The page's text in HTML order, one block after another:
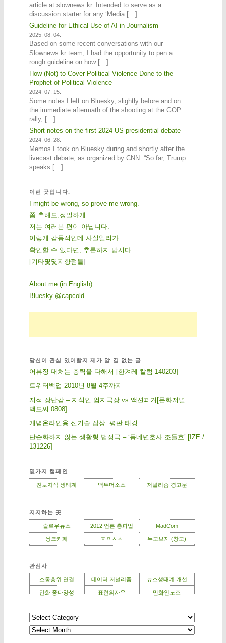
article at slownews.kr. Intended to serve as a
discussion starter for any ‘Media […]
Guideline for Ethical Use of AI in Journalism
2025. 08. 04.
Based on some recent conversations with our
Slownews.kr team, I had the opportunity to pen a
rough guideline on how […]
How (Not) to Cover Political Violence Done to the
Prophet of Political Violence
2024. 07. 15.
Some notes I left on Bluesky, slightly before and on
the immediate aftermath of the shooting at the GOP
rally, […]
Short notes on the first 2024 US presidential debate
2024. 06. 28.
Memos I took on Bluesky during and shortly after the
livecast debate, as organized by CNN. “So far, Trump
speaks […]
이런 곳입니다.
I might be wrong, so prove me wrong.
쫌 추해도,정밀하게.
저는 여러분 편이 아닙니다.
이렇게 감동적인데 사실일리가.
확인할 수 있다면, 추론하지 맙시다.
[기 타몇 몇 지 향점 들]
About me (in English)
Bluesky @capcold
당신이 관심 있어할지 제가 알 길 없는 글
어뷰징 대처는 총력을 다해서 [한겨레 칼럼 140203]
트위터백업 2010년 8월 4주까지
지적 장난감 – 지식인 엄지극장 vs 액션피겨[문화저널
백도씨 0808]
개념온라인용 신기술 잡상: 평판 태깅
단순화하지 않는 생활형 법정극 – ‘동네변호사 조들호’ [IZE /
131226]
몇가지 캠페인
진보지식 생태계 백투더소스 저널리즘 경고문
지지하는 곳
슬로우뉴스 2012 언론 총파업 MadCom
씽크카페 ㅍㅍㅅㅅ 두고보자 (창고)
관심사
소통층위 연결 데이터 저널리즘 뉴스생태계 개선
만화 종다양성 표현의자유 만화인노조